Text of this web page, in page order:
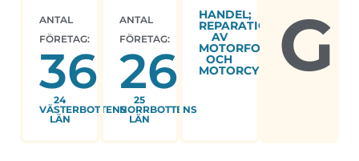
ANTAL
FÖRETAG:
36
24
VÄSTERBOTTENS
LÄN
ANTAL
FÖRETAG:
26
25
NORRBOTTENS
LÄN
HANDEL;
REPARATION
AV
MOTORFORDON
OCH
MOTORCYKLARG